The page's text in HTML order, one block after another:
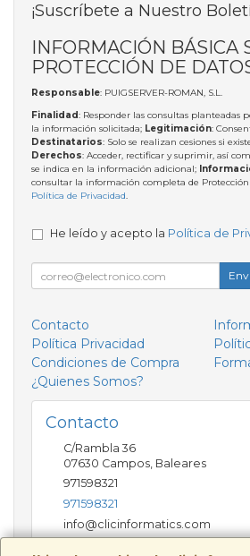
¡Suscríbete a Nuestro
INFORMACIÓN BÁSICA
PROTECCIÓN DE
Responsable: PUIGSERVER-ROMAN, S.L.
Finalidad: Responder las consultas planteadas
la información solicitada; Legitimación:
Destinatarios: Solo se realizan cesiones si
Derechos: Acceder, rectificar y suprimir, así
se indica en la información adicional;
consultar la información completa de
Política de Privacidad.
He leído y acepto la Política de
Contacto
Política Privacidad
Condiciones de Compra
¿Quienes Somos?
Contacto
C/Rambla 36
07630 Campos, Baleares
971598321
971598321
info@clicinformatics.com